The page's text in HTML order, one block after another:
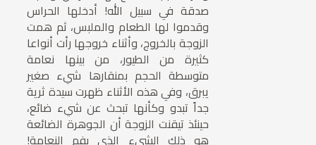
صدقة في سبيل الله! أدخلها الحراس
وقدموا لها الطعام والملبس، ثم همت
الزوجة بالخروج، وأثناء خروجها رأت أنواعا
كثيرة من الطيور، من بينها نعامة
متوسطة الحجم بمنقارها شيء صغير
يبرق، وفي هذه الأثناء ظهرت سيدة ثرية
جداً تبدو وكأنها تبحث عن شيء ضائع،
حينئذ تيقنت الزوجة أن الجوهرة الضائعة
هو ذلك الشيء الذي بفم النعامة!